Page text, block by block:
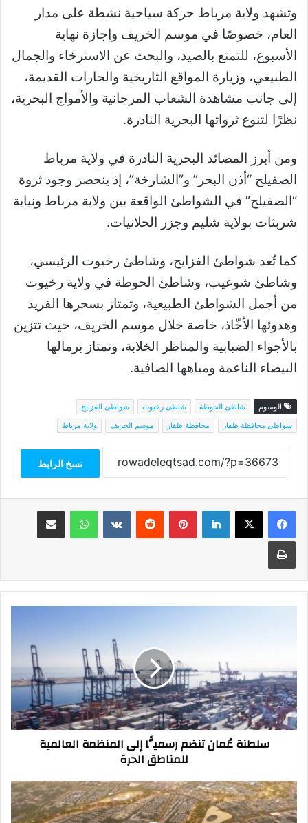
وتشهد ولاية مرباط ‏حركة سياحية نشطة على مدار
العام، خصوصًا في موسم الخريف وإجازة نهاية
الأسبوع، للتمتع بالصيد، والبحث عن الاسترخاء والجمال
الطبيعي، وزيارة المواقع التاريخية والحارات القديمة،
إلى جانب مشاهدة الشعاب المرجانية والأمواج البحرية،
نظرًا لتنوع ثرواتها البحرية النادرة.
ومن أبرز المصائد البحرية النادرة في ولاية مرباط
الصفيلح “أذن البحر” ‏و”الشارخة”، إذ ينحصر وجود ثروة
“الصفيلح” في الشواطئ الواقعة بين ولاية مرباط ونيابة
شربثات بولاية شليم وجزر الحلانيات.
كما تُعد شواطئ الفزايح، وشاطئ رخيوت الرئيسي،
وشاطئ شوعيب، وشاطئ الحوطة في ولاية رخيوت
من أجمل الشواطئ الطبيعية، وتمتاز بسحرها الفريد
وهدوئها الأخّاذ، خاصة خلال موسم الخريف، حيث تتزين
بالأجواء الضبابية والمناظر الخلابة، وتمتاز برمالها
البيضاء الناعمة ومياهها الصافية.
الوسوم شاطئ الحوطة شاطئ رخيوت
شواطئ الفزايح
شواطئ محافظة ظفار
محافظة ظفار موسم الخريف ولاية مرباط
نسخ الرابط
فيسبوك‫X لينكدإن بينتيريست واتساب مشاركة عبر البريد
طباعة
إلى
المنظمة
العالمية
للمناطق
الحرة
سلطنة عُمان تنضم رسميًّا إلى المنظمة العالمية
للمناطق الحرة
فوز
تصميم
المناظر